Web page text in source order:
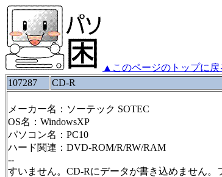
▲このページのトップに戻
107287
CD-R
メーカー名：ソーテック SOTEC
OS名：WindowsXP
パソコン名：PC10
ハード関連：DVD-ROM/R/RW/RAM
--
すいません。CD-Rにデータが書き込めません